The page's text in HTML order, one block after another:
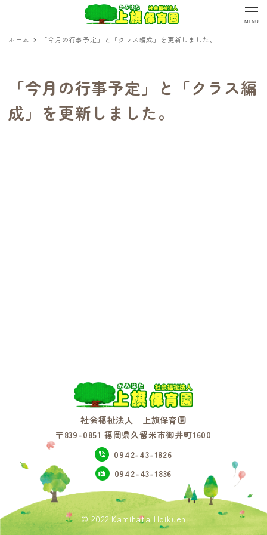
MENU
ホーム 「今月の行事予定」と「クラス編成」を更新しました。
「今月の行事予定」と「クラス編
成」を更新しました。
社会福祉法人 上旗保育園
〒839-0851 福岡県久留米市御井町1600
0942-43-1826
0942-43-1836
© 2022 Kamihata Hoikuen